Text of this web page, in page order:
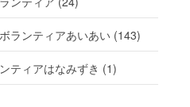
ランティアあいあい (143)
ティアはなみずき (1)